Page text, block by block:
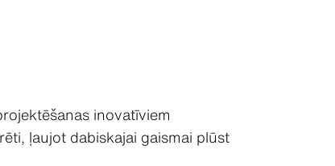
inovatīviem
ļaujot dabiskajai gaismai plūst